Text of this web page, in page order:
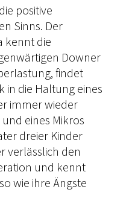
positive
Sinns. Der
kennt die
Downer
findet
in die Haltung eines
immer wieder
eines Mikros
dreier Kinder
verlässlich den
und kennt
wie ihre Ängste